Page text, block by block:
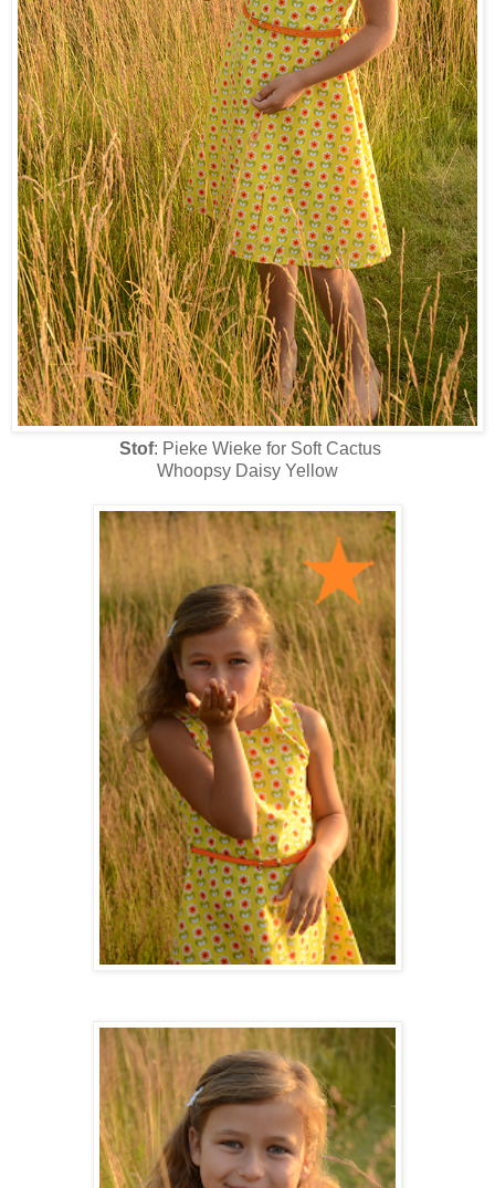
Stof: Pieke Wieke for Soft Cactus
Whoopsy Daisy Yellow